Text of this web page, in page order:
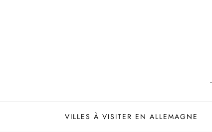
VILLES À VISITER EN ALLEMAGNE